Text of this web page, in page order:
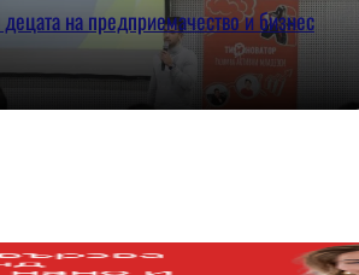
на предприемачество и бизнес